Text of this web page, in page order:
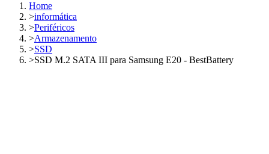
Home
>informática
>Periféricos
>Armazenamento
>SSD
>SSD M.2 SATA III para Samsung E20 - BestBattery